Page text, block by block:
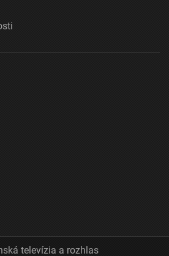
televízia a rozhlas